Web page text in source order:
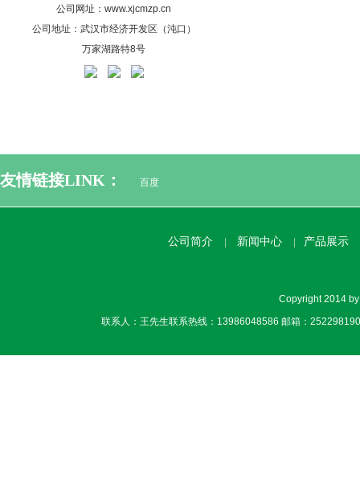
公司网址：www.xjcmzp.cn
公司地址：武汉市经济开发区（沌口）
万家湖路特8号
友情链接LINK： 百度
公司简介 新闻中心 产品展示
Copyright 2014
联系人：王先生联系热线：13986048586 邮箱：